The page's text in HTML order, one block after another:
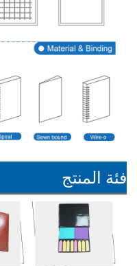
فئة المنتج